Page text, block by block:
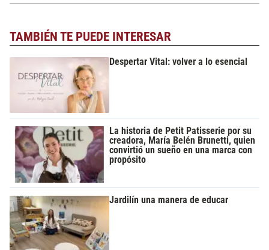
TAMBIÉN TE PUEDE INTERESAR
Despertar Vital: volver a lo esencial
La historia de Petit Patisserie por su
creadora, María Belén Brunetti, quien
convirtió un sueño en una marca con
propósito
Jardilín una manera de educar